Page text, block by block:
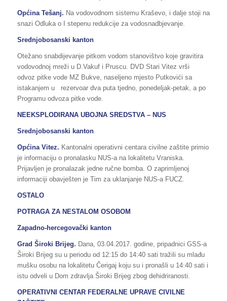
Općina Tešanj. Na vodovodnom sistemu Kraševo, i dalje stoji na
snazi Odluka o I stepenu redukcije za vodosnadbjevanje.
Srednjobosanski kanton
Otežano snabdijevanje pitkom vodom stanovištvo koje gravitira
vodovodnoj mreži u D.Vakuf i Pruscu. DVD Stari Vitez vrši
odvoz pitke vode MZ Bukve, naseljeno mjesto Putkovići sa
istakanjem u rezervoar dva puta tjedno, ponedeljak-petak, a po
Programu odvoza pitke vode.
NEEKSPLODIRANA UBOJNA SREDSTVA – NUS
Srednjobosanski kanton
Općina Vitez. Kantonalni operativni centara civilne zaštite primio
je informaciju o pronalasku NUS-a na lokalitetu Vraniska.
Prijavljen je pronalazak jedne ručne bomba. O zaprimljenoj
informaciji obavješten je Tim za uklanjanje NUS-a FUCZ.
OSTALO
POTRAGA ZA NESTALOM OSOBOM
Zapadno-hercegovački kanton
Grad Široki Brijeg. Dana, 03.04.2017. godine, pripadnici GSS-a
Široki Brijeg su u periodu od 12:15 do 14:40 sati tražili su mlađu
mušku osobu na lokalitetu Čerigaj koju su i pronašli u 14:40 sati i
istu odveli u Dom zdravlja Široki Brijeg zbog dehidriranosti.
OPERATIVNI CENTAR FEDERALNE UPRAVE CIVILNE